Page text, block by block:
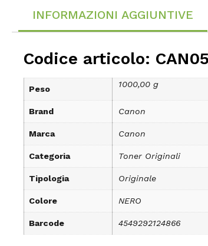
INFORMAZIONI AGGIUNTIVE
Codice articolo:
Peso 1000,00 g
Brand Canon
Marca Canon
Categoria Toner Originali
Tipologia Originale
Colore NERO
Barcode 4549292124866